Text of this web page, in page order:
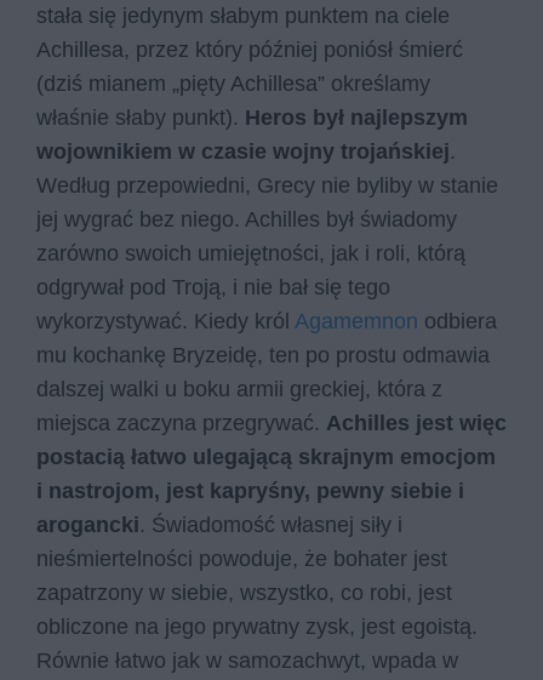
stała się jedynym słabym punktem na ciele
Achillesa, przez który później poniósł śmierć
(dziś mianem „pięty Achillesa” określamy
właśnie słaby punkt). Heros był najlepszym
wojownikiem w czasie wojny trojańskiej.
Według przepowiedni, Grecy nie byliby w stanie
jej wygrać bez niego. Achilles był świadomy
zarówno swoich umiejętności, jak i roli, którą
odgrywał pod Troją, i nie bał się tego
wykorzystywać. Kiedy król Agamemnon odbiera
mu kochankę Bryzeidę, ten po prostu odmawia
dalszej walki u boku armii greckiej, która z
miejsca zaczyna przegrywać. Achilles jest więc
postacią łatwo ulegającą skrajnym emocjom
i nastrojom, jest kapryśny, pewny siebie i
arogancki. Świadomość własnej siły i
nieśmiertelności powoduje, że bohater jest
zapatrzony w siebie, wszystko, co robi, jest
obliczone na jego prywatny zysk, jest egoistą.
Równie łatwo jak w samozachwyt, wpada w